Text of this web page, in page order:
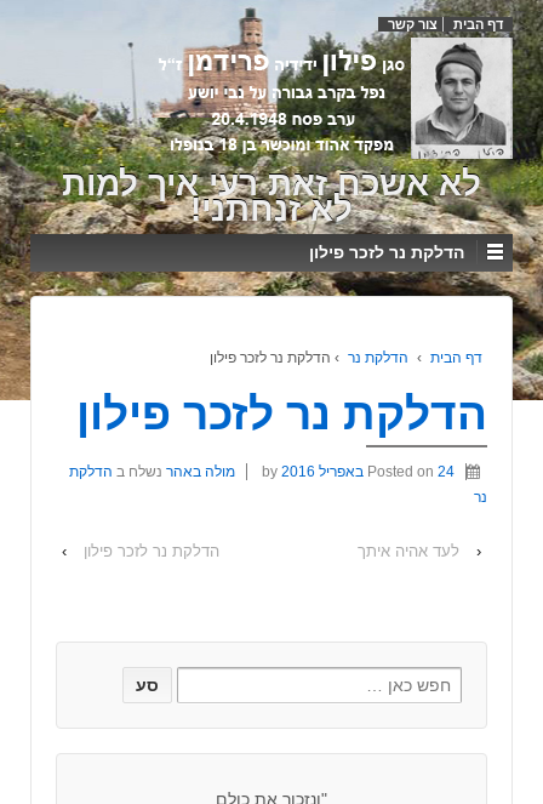
דף הבית צור קשר
לא אשכח זאת רעי איך למות
לא זנחתני!
הדלקת נר לזכר פילון
דף הבית › הדלקת נר › הדלקת נר לזכר פילון
הדלקת נר לזכר פילון
Posted on 24 באפריל 2016 מולה באהר נשלח ב הדלקת
נר
‹ לעד אהיה איתך הדלקת נר לזכר פילון ›
"ונזכור את כולם